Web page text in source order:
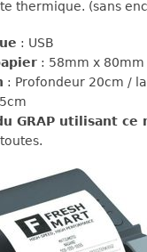
thermique. (sans
: USB
: 58mm x 80mm
: Profondeur 20cm /
GRAP utilisant ce